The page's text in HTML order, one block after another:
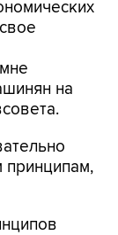
на
силы. К